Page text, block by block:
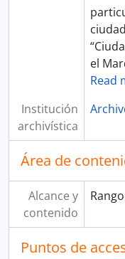
[Agrupación
[Agrupación
el
Read
Institución
archivística
Área de
Alcance y
contenido
Puntos de